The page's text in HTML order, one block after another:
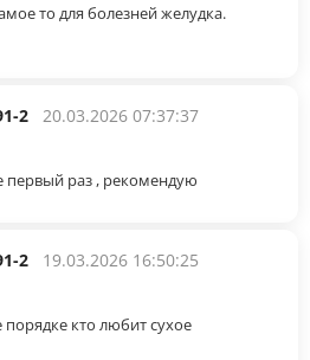
то для болезней желудка.
2 20.03.2026 07:37:37
первый раз , рекомендую
2 19.03.2026 16:50:25
кто любит сухое